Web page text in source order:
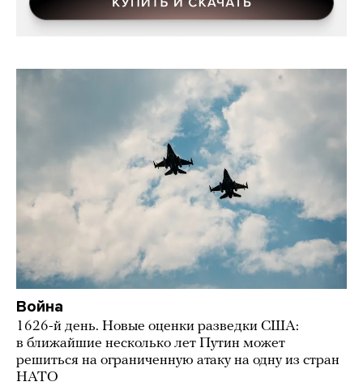
Война
1626-й день. Новые оценки разведки США:
в ближайшие несколько лет Путин может
решиться на ограниченную атаку на одну из стран
НАТО